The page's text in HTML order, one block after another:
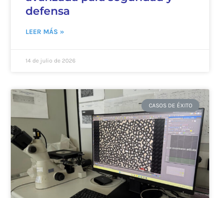
defensa
LEER MÁS »
14 de julio de 2026
CASOS DE ÉXITO